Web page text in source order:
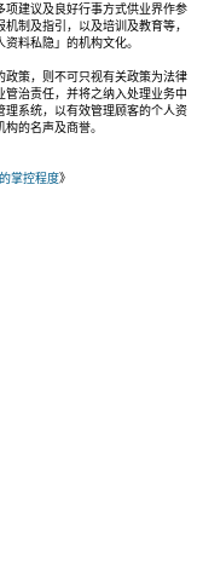
项建议及良好行事方式供业界作参
制及指引，以及培训及教育等，
料私隐」的机构文化。
政策，则不可只视有关政策为法律
治责任，并将之纳入处理业务中
理系统，以有效管理顾客的个人资
的名声及商誉。
掌控程度》